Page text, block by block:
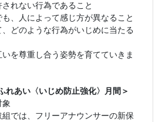
されない行為であること
も、人によって感じ方が異なること
、どのような行為がいじめに当たる
を尊重し合う姿勢を育てていきま
れあい〈いじめ防止強化〉月間＞
では、フリーアナウンサーの新保